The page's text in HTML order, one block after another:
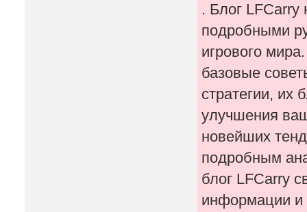
. Блог
подробными
игрового
базовые
стратегии, их
улучшения
новейших
подробным
блог LFCarry
информации и